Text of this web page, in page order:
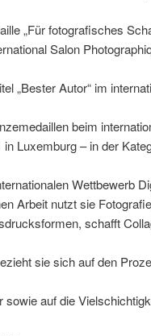
„Für fotografisches
Salon
„Bester Autor“ im
beim
in Luxemburg – in der
Wettbewerb
Arbeit nutzt sie
schafft
sie sich auf den
sowie auf die